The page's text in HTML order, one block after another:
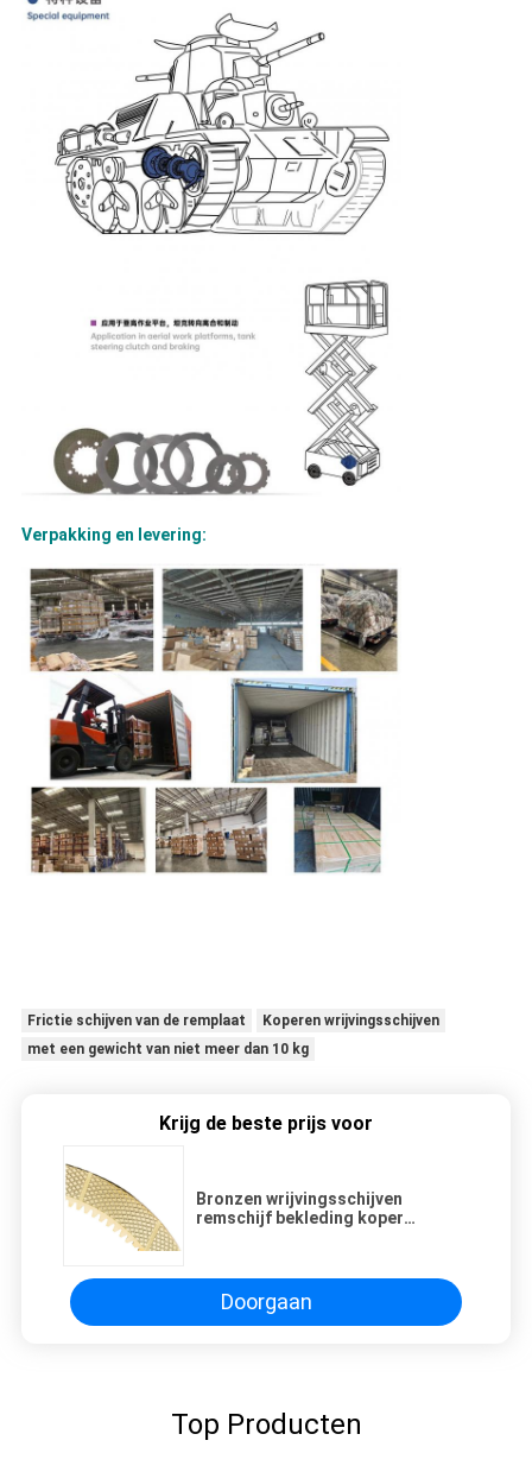
Verpakking en levering:
Frictie schijven van de remplaat
Koperen wrijvingsschijven
met een gewicht van niet meer dan 10 kg
Krijg de beste prijs voor
Bronzen wrijvingsschijven
remschijf bekleding koper
Doorgaan
Top Producten